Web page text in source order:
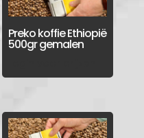
Preko koffie Ethiopië
500gr gemalen